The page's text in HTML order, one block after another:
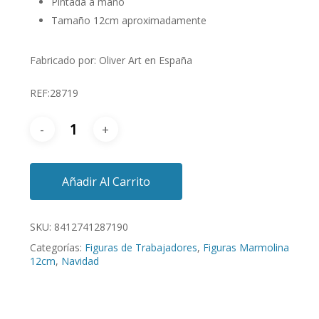
Tamaño 12cm aproximadamente
Fabricado por: Oliver Art en España
REF:28719
Añadir Al Carrito
SKU: 8412741287190
Categorías: Figuras de Trabajadores, Figuras Marmolina
12cm, Navidad